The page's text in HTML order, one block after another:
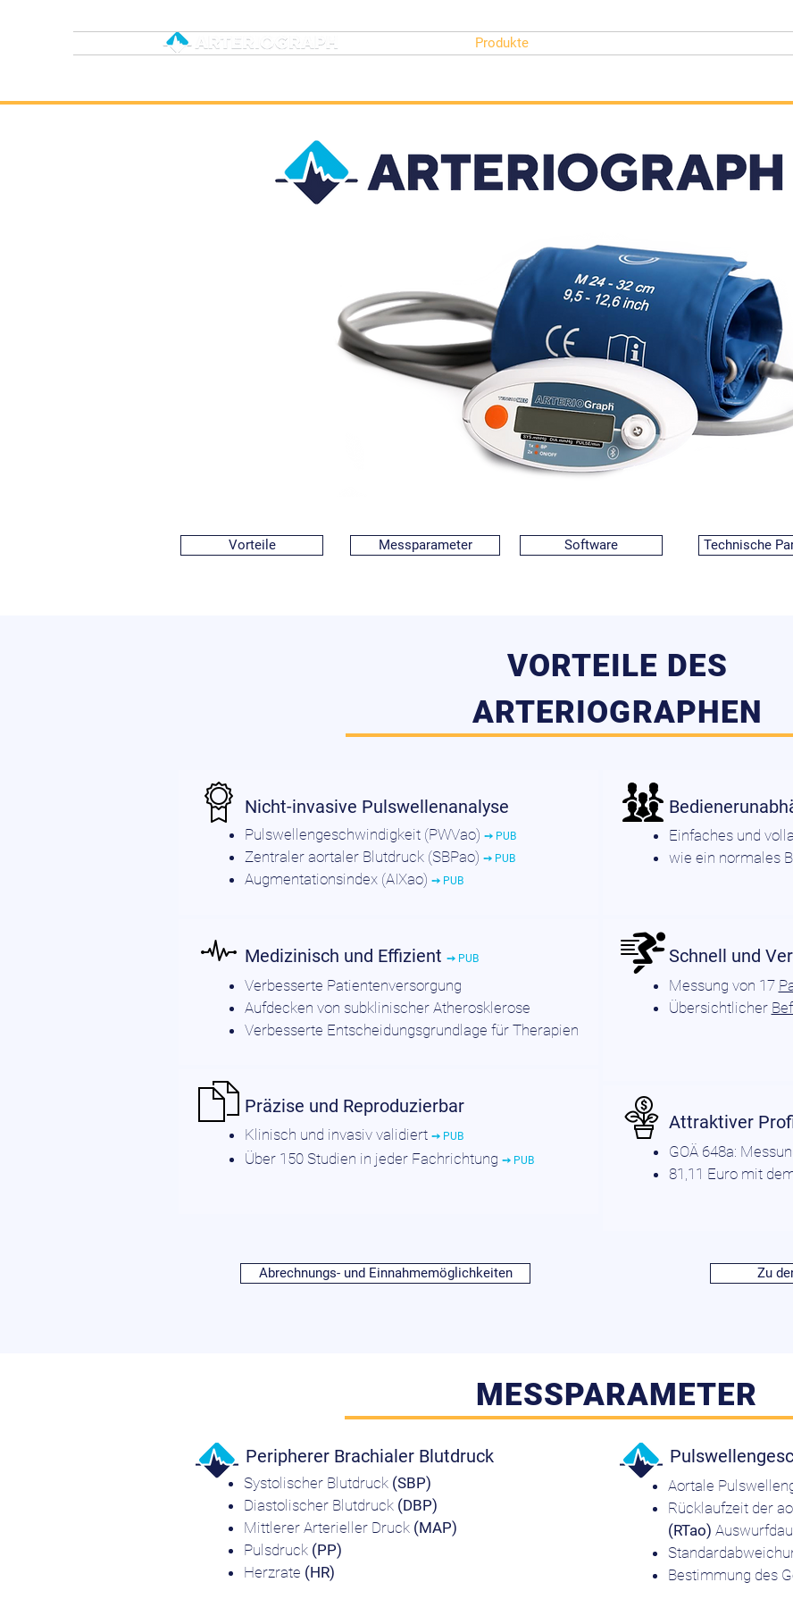
Produkte
Vorteile Messparameter Software Technische
VORTEILE DES
ARTERIOGRAPHEN
Nicht-invasive Pulswellenanalyse
Pulswellengeschwindigkeit (PWVao) ➙ PUB
Zentraler aortaler Blutdruck (SBPao) ➙ PUB
Augmentationsindex (AIXao) ➙ PUB
Medizinisch und Effizient ➙ PUB
Verbesserte Patientenversorgung
Aufdecken von subklinischer Atherosklerose
Verbesserte Entscheidungsgrundlage für Therapien
Präzise und Reproduzierbar
Klinisch und invasiv validiert ➙ PUB
Über 150 Studien in jeder Fachrichtung ➙ PUB
Einfaches und
wie ein normales
Schnell und
Messung von 17
Übersichtlicher
Attraktiver
GOÄ 648a:
81,11 Euro mit
Abrechnungs- und Einnahmemöglichkeiten Zu
MESSPARAMETER
Peripherer Brachialer Blutdruck
Systolischer Blutdruck(SBP)
Diastolischer Blutdruck(DBP)
Mittlerer Arterieller Druck (MAP)
Pulsdruck (PP)
Herzrate (HR)
Aortale
Rücklaufzeit der
(RTao)
Bestimmung des